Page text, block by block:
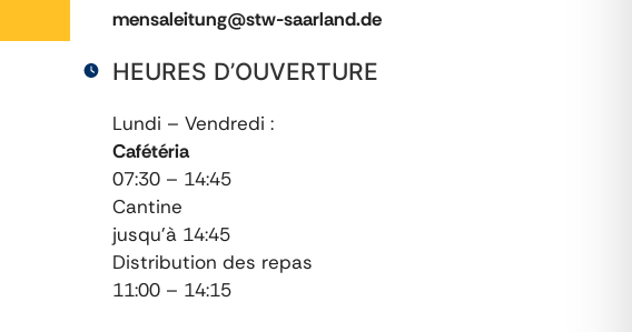
mensaleitung@stw-saarland.de
HEURES D’OUVERTURE
Lundi – Vendredi :
Cafétéria
07:30 – 14:45
Cantine
jusqu’à 14:45
Distribution des repas
11:00 – 14:15